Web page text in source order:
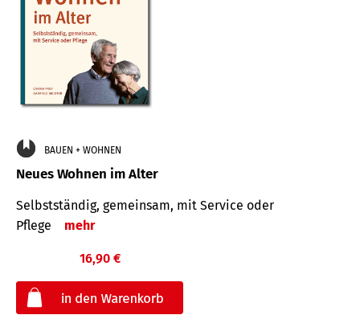
BAUEN + WOHNEN
Neues Wohnen im Alter
Selbstständig, gemeinsam, mit Service oder
Pflege
mehr
16,90 €